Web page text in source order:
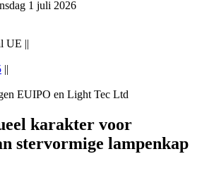
1 juli 2026
UE ||
||
EUIPO en Light Tec Ltd
GmbH tegen EUIPO en Light
delex.cshark.nl/artikelen/geen-individueel-
van-stervormige-lampenkap
karakter voor
stervormige lampenkap